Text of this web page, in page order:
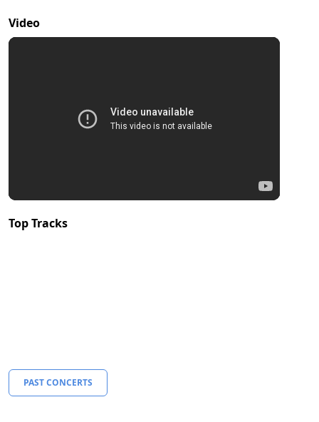
Video
Top Tracks
PAST CONCERTS